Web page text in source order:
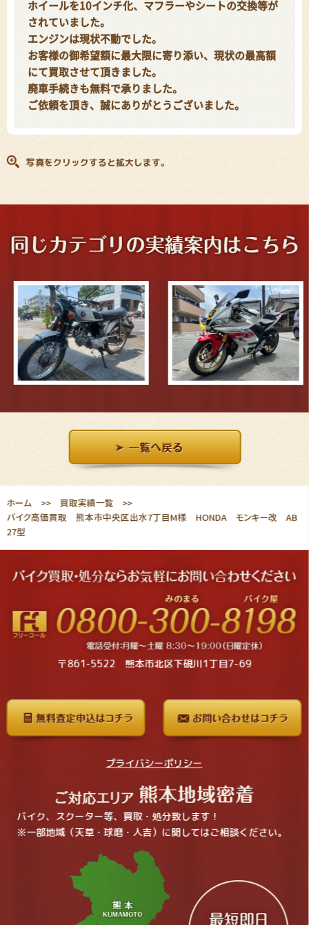
ホイールを10インチ化、マフラーやシートの交換等が
されていました。
エンジンは現状不動でした。
お客様の御希望額に最大限に寄り添い、現状の最高額
にて買取させて頂きました。
廃車手続きも無料で承りました。
ご依頼を頂き、誠にありがとうございました。
写真をクリックすると拡大します。
ホーム 買取実績一覧
バイク高価買取 熊本市中央区出水7丁目M様 HONDA モンキー改 AB
27型
〒861-5522 熊本市北区下硯川1丁目7-69
プライバシーポリシー
バイク、スクーター等、買取・処分致します！
※一部地域（天草・球磨・人吉）に関してはご相談ください。